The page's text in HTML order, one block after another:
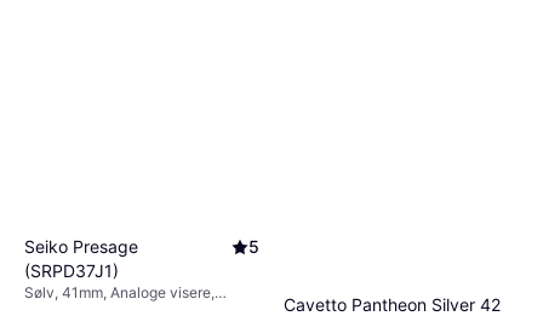
Seiko Presage
(SRPD37J1)
5
Sølv, 41mm, Analoge visere,
Cavetto Pantheon Silver 42